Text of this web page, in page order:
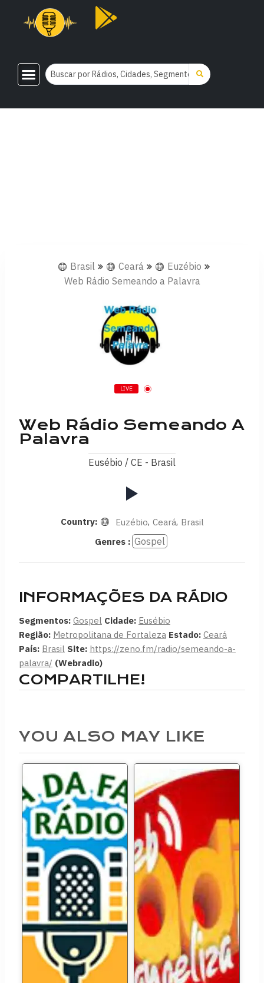
Brasil Ceará
Euzébio
Web Rádio Semeando a Palavra
LIVE
Web Rádio Semeando A
Palavra
Eusébio / CE - Brasil
Country: Euzébio, Ceará, Brasil
Genres : Gospel
INFORMAÇÕES DA RÁDIO
Segmentos: Gospel Cidade: Eusébio
Região: Metropolitana de Fortaleza Estado: Ceará
País: Brasil Site: https://zeno.fm/radio/semeando-a-
palavra/ (Webradio)
COMPARTILHE!
YOU ALSO MAY LIKE